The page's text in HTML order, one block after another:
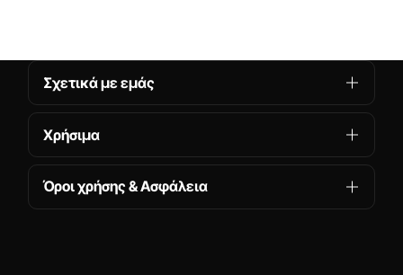
Σχετικά με εμάς
Χρήσιμα
Όροι χρήσης & Ασφάλεια